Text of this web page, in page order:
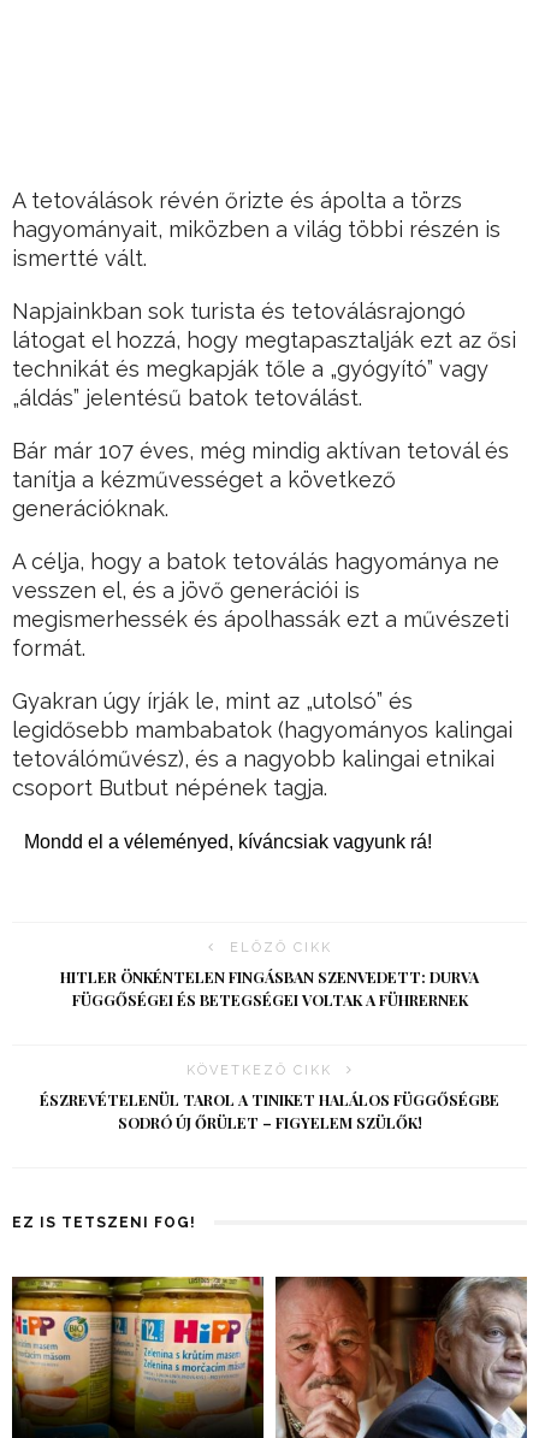
A tetoválások révén őrizte és ápolta a törzs
hagyományait, miközben a világ többi részén is
ismertté vált.
Napjainkban sok turista és tetoválásrajongó
látogat el hozzá, hogy megtapasztalják ezt az ősi
technikát és megkapják tőle a „gyógyító” vagy
„áldás” jelentésű batok tetoválást.
Bár már 107 éves, még mindig aktívan tetovál és
tanítja a kézművességet a következő
generációknak.
A célja, hogy a batok tetoválás hagyománya ne
vesszen el, és a jövő generációi is
megismerhessék és ápolhassák ezt a művészeti
formát.
Gyakran úgy írják le, mint az „utolsó” és
legidősebb mambabatok (hagyományos kalingai
tetoválóművész), és a nagyobb kalingai etnikai
csoport Butbut népének tagja.
Mondd el a véleményed, kíváncsiak vagyunk rá!
ELŐZŐ CIKK
HITLER ÖNKÉNTELEN FINGÁSBAN SZENVEDETT: DURVA
FÜGGŐSÉGEI ÉS BETEGSÉGEI VOLTAK A FÜHRERNEK
KÖVETKEZŐ CIKK
ÉSZREVÉTELENÜL TAROL A TINIKET HALÁLOS FÜGGŐSÉGBE
SODRÓ ÚJ ŐRÜLET – FIGYELEM SZÜLŐK!
EZ IS TETSZENI FOG!